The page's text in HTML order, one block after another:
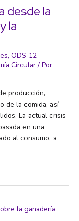
desde la
la
, ODS 12
Circular / Por
producción,
de la comida, así
La actual crisis
en una
al consumo, a